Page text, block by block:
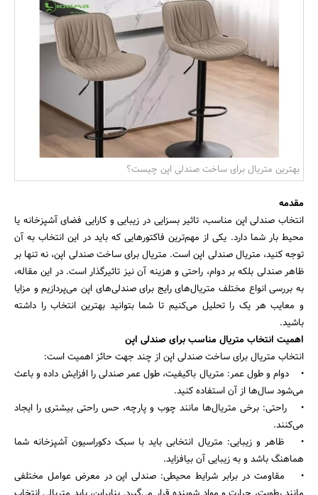
بانک، بیمه و سرمایه
مسکن و ساختمان
بهترین متریال برای ساخت صندلی اپن چیست؟
مقدمه
انتخاب صندلی اپن مناسب، تاثیر بسزایی در زیبایی و کارایی فضای آشپزخانه یا
محیط بار شما دارد. یکی از مهم‌ترین فاکتورهایی که باید در این انتخاب به آن
توجه کنید، متریال صندلی اپن است. متریال برای ساخت صندلی اپن، نه تنها بر
ظاهر صندلی بلکه بر دوام، راحتی و هزینه آن نیز تاثیرگذار است. در این مقاله،
به بررسی انواع مختلف متریال‌های رایج برای صندلی‌های اپن می‌پردازیم و مزایا
و معایب هر یک را تحلیل می‌کنیم تا شما بتوانید بهترین انتخاب را داشته
باشید.
اهمیت انتخاب متریال مناسب برای صندلی اپن
انتخاب متریال برای ساخت صندلی اپن از چند جهت حائز اهمیت است:
• دوام و طول عمر: متریال باکیفیت، طول عمر صندلی را افزایش داده و باعث
می‌شود سال‌ها از آن استفاده کنید.
• راحتی: برخی متریال‌ها مانند چوب و پارچه، حس راحتی بیشتری را ایجاد
می‌کنند.
• ظاهر و زیبایی: متریال انتخابی باید با سبک دکوراسیون آشپزخانه شما
هماهنگ باشد و به زیبایی آن بیافزاید.
• مقاومت در برابر شرایط محیطی: صندلی اپن در معرض عوامل مختلفی